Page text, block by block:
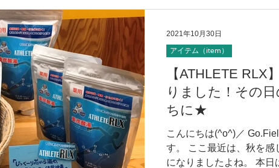
【ATHLETE RLX
りました！その
ちに★
こんにちは(^o^)／
す。 ここ最近は、秋を感
になりましたよね。 本日
アイテム（item）
2021年10月30日